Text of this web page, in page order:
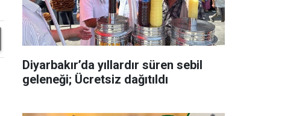
Diyarbakır’da yıllardır süren sebil
geleneği; Ücretsiz dağıtıldı